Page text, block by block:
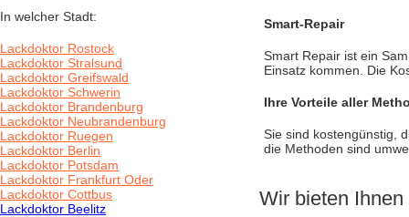
In welcher Stadt:
Lackdoktor Rostock
Lackdoktor Stralsund
Lackdoktor Greifswald
Lackdoktor Schwerin
Lackdoktor Brandenburg
Lackdoktor Neubrandenburg
Lackdoktor Ruegen
Lackdoktor Berlin
Lackdoktor Potsdam
Lackdoktor Frankfurt Oder
Lackdoktor Cottbus
Lackdoktor Beelitz
Smart-Repair
Smart Repair ist ein
Einsatz kommen. Die
Ihre Vorteile aller
Sie sind kostengünstig,
die Methoden sind
Wir bieten